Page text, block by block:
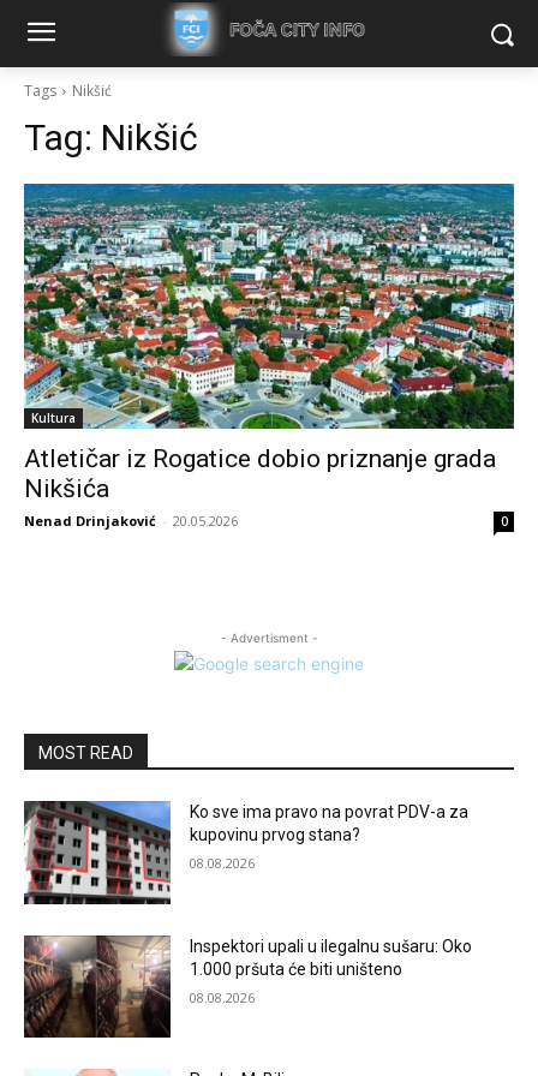
Tags Nikšić
Tag: Nikšić
Kultura
Atletičar iz Rogatice dobio priznanje grada
Nikšića
Nenad Drinjaković - 20.05.2026 0
- Advertisment -
MOST READ
Ko sve ima pravo na povrat PDV-a za
kupovinu prvog stana?
08.08.2026
Inspektori upali u ilegalnu sušaru: Oko
1.000 pršuta će biti uništeno
08.08.2026